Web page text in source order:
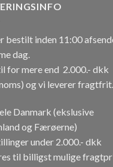
bestilt inden 11:00
dag.
for mere end 2.000.- dkk
og vi leverer fragtfrit.
Danmark (ekslusive
og Færøerne)
under 2.000.- dkk
til billigst mulige